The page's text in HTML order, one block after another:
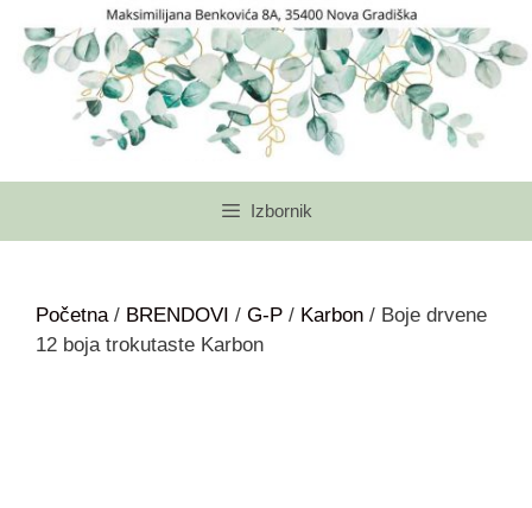
Izbornik
Početna/ BRENDOVI / G-P / Karbon / Boje drvene
12 boja trokutaste Karbon